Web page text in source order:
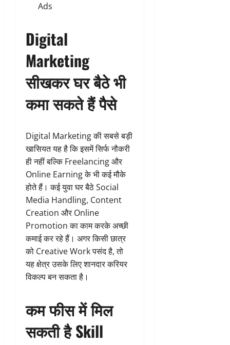
Ads
Digital
Marketing
सीखकर घर बैठे भी
कमा सकते हैं पैसे
Digital Marketing की सबसे बड़ी
खासियत यह है कि इसमें सिर्फ नौकरी
ही नहीं बल्कि Freelancing और
Online Earning के भी कई मौके
होते हैं। कई युवा घर बैठे Social
Media Handling, Content
Creation और Online
Promotion का काम करके अच्छी
कमाई कर रहे हैं। अगर किसी छात्र
को Creative Work पसंद है, तो
यह क्षेत्र उसके लिए शानदार करियर
विकल्प बन सकता है।
कम फीस में मिल
सकती है Skill